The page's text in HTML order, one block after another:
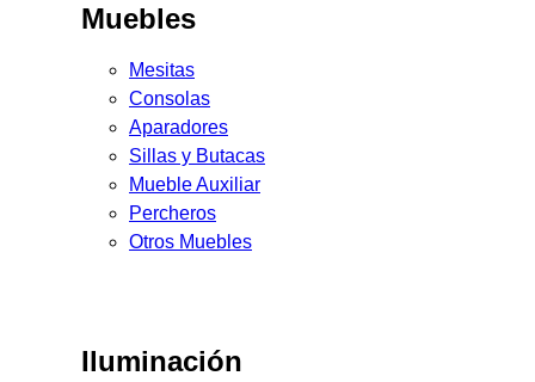
Muebles
Mesitas
Consolas
Aparadores
Sillas y Butacas
Mueble Auxiliar
Percheros
Otros Muebles
Iluminación